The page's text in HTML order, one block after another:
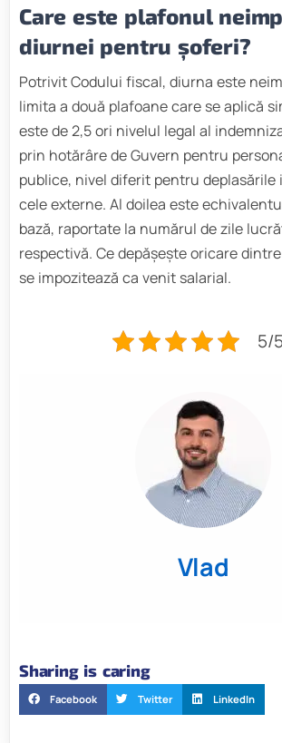
Care este plafonul
diurnei pentru șoferi?
Potrivit Codului fiscal, diurna este
limita a două plafoane care se aplică
este de 2,5 ori nivelul legal al
prin hotărâre de Guvern pentru
publice, nivel diferit pentru
cele externe. Al doilea este
bază, raportate la numărul de zile
respectivă. Ce depășește oricare
se impozitează ca venit salarial.
5/
Vlad
Sharing is caring
Facebook Twitter LinkedIn